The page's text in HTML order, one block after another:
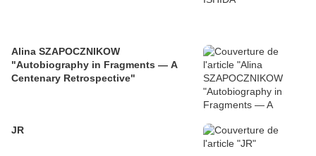
Alina SZAPOCZNIKOW
"Autobiography in Fragments — A
Centenary Retrospective"
JR